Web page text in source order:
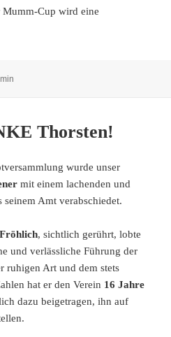
Mumm-Cup wird eine
Thorsten!
wurde unser
mit einem lachenden und
seinem Amt verabschiedet.
, sichtlich gerührt, lobte
und verlässliche Führung der
ruhigen Art und dem stets
hat er den Verein 16 Jahre
dazu beigetragen, ihn auf